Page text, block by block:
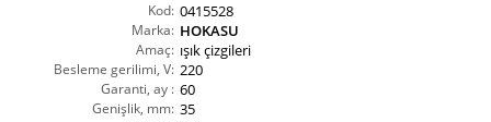
Kod: 0415528
Marka: HOKASU
Amaç: ışık çizgileri
Besleme gerilimi, V: 220
Garanti, ay : 60
Genişlik, mm: 35